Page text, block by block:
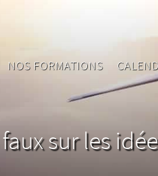
NOS FORMATIONS
sur les